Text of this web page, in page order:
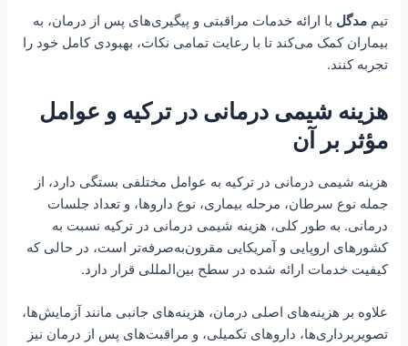
تیممدگل با ارائه خدمات مراقبتی و پیگیری‌های پس از درمان، به
بیماران کمک می‌کند تا با رعایت تمامی نکات، بهبودی کامل خود را
تجربه کنند.
هزینه شیمی درمانی در ترکیه و عوامل
مؤثر بر آن
هزینه شیمی درمانی در ترکیه به عوامل مختلفی بستگی دارد، از
جمله نوع سرطان، مرحله بیماری، نوع داروها، و تعداد جلسات
درمانی. به طور کلی، هزینه شیمی درمانی در ترکیه نسبت به
کشورهای اروپایی و آمریکایی مقرون‌به‌صرفه‌تر است، در حالی که
کیفیت خدمات ارائه شده در سطح بین‌المللی قرار دارد.
علاوه بر هزینه‌های اصلی درمان، هزینه‌های جانبی مانند آزمایش‌ها،
تصویربرداری‌ها، داروهای تکمیلی، و مراقبت‌های پس از درمان نیز